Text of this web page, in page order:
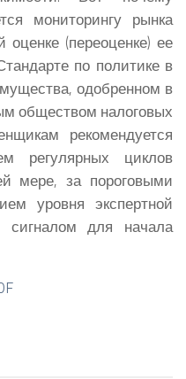
мониторингу рынка
(переоценке) ее
по политике в
одобренном в
обществом налоговых
рекомендуется
регулярных циклов
мере, за пороговыми
уровня экспертной
сигналом для начала